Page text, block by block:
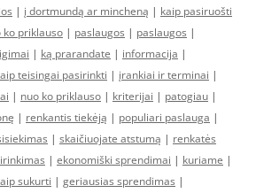
| į dortmundą ar mincheną | kaip pasiruošti
ko priklauso | paslaugos | paslaugos |
| ką prarandate | informacija |
teisingai pasirinkti | įrankiai ir terminai |
| nuo ko priklauso | kriterijai | patogiau |
| renkantis tiekėją | populiari paslauga |
| skaičiuojate atstumą | renkatės
| ekonomiški sprendimai | kuriame |
sukurti | geriausias sprendimas |